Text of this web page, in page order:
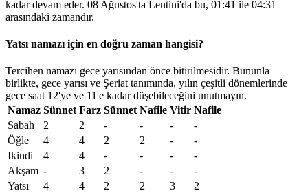
kadar devam eder. 08 Ağustos'ta Lentini'da bu, 01:41 ile 04:31
arasındaki zamandır.
Yatsı namazı için en doğru zaman hangisi?
Tercihen namazı gece yarısından önce bitirilmesidir. Bununla
birlikte, gece yarısı ve Şeriat tanımında, yılın çeşitli dönemlerinde
gece saat 12'ye ve 11'e kadar düşebileceğini unutmayın.
Namaz Sünnet Farz Sünnet Nafile Vitir Nafile
Sabah
2 2 - - -
-
Öğle
4 4 2 2 -
-
Ikindi
4 4 - - -
-
Akşam - 3 2 - -
-
Yatsı
4 4 2 2 3 2